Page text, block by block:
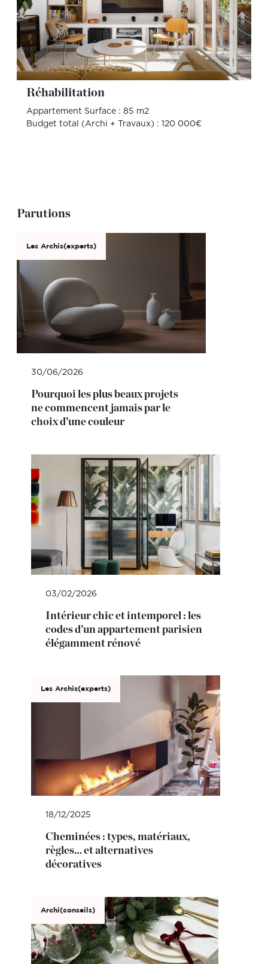
Réhabilitation
Appartement Surface : 85 m2
Budget total (Archi + Travaux) : 120 000€
Parutions
Les Archis(experts)
30/06/2026
Pourquoi les plus beaux projets
ne commencent jamais par le
choix d’une couleur
03/02/2026
Intérieur chic et intemporel : les
codes d’un appartement parisien
élégamment rénové
Les Archis(experts)
18/12/2025
Cheminées : types, matériaux,
règles… et alternatives
décoratives
Archi(conseils)